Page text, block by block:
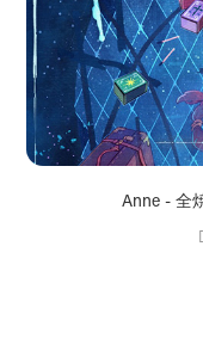
Anne - 全